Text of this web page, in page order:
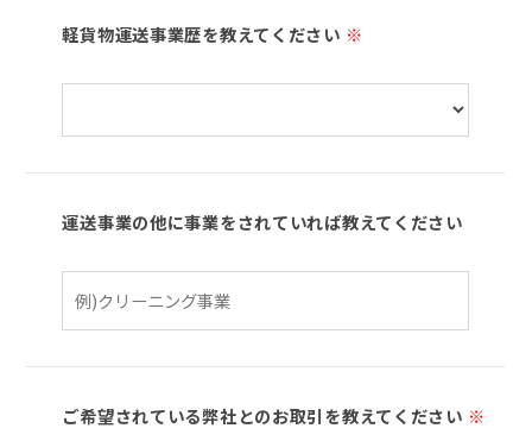
軽貨物運送事業歴を教えてください ※
運送事業の他に事業をされていれば教えてください
ご希望されている弊社とのお取引を教えてください ※